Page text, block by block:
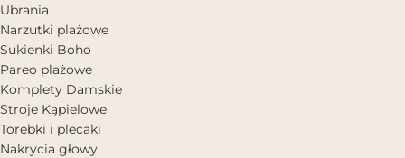
Ubrania
Narzutki plażowe
Sukienki Boho
Pareo plażowe
Komplety Damskie
Stroje Kąpielowe
Torebki i plecaki
Nakrycia głowy